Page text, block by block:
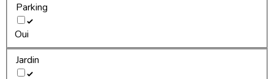
Parking
Oui
Jardin